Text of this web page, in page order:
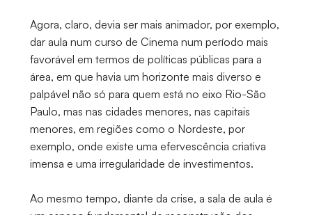
Agora, claro, devia ser mais animador, por exemplo,
dar aula num curso de Cinema num período mais
favorável em termos de políticas públicas para a
área, em que havia um horizonte mais diverso e
palpável não só para quem está no eixo Rio-São
Paulo, mas nas cidades menores, nas capitais
menores, em regiões como o Nordeste, por
exemplo, onde existe uma efervescência criativa
imensa e uma irregularidade de investimentos.
Ao mesmo tempo, diante da crise, a sala de aula é